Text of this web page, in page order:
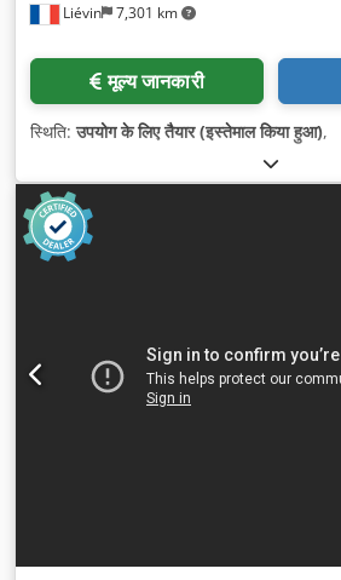
Liévin 7,301 km
मूल्य जानकारी
स्थिति:उपयोग के लिए तैयार (इस्तेमाल किया हुआ),